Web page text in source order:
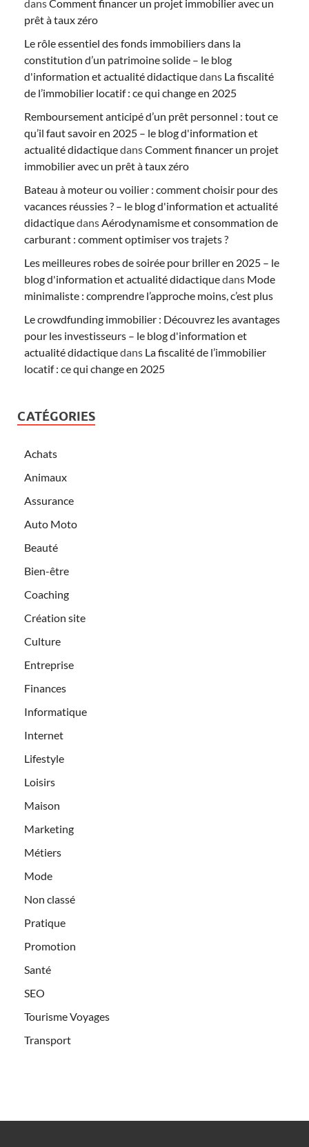
dansComment financer un projet immobilier avec un
prêt à taux zéro
Le rôle essentiel des fonds immobiliers dans la
constitution d’un patrimoine solide – le blog
d'information et actualité didactiquedans La fiscalité
de l’immobilier locatif : ce qui change en 2025
Remboursement anticipé d’un prêt personnel : tout ce
qu’il faut savoir en 2025 – le blog d'information et
actualité didactiquedansComment financer un projet
immobilier avec un prêt à taux zéro
Bateau à moteur ou voilier : comment choisir pour des
vacances réussies ? – le blog d'information et actualité
didactiquedans Aérodynamisme et consommation de
carburant : comment optimiser vos trajets ?
Les meilleures robes de soirée pour briller en 2025 – le
blog d'information et actualité didactiquedans Mode
minimaliste : comprendre l’approche moins, c’est plus
Le crowdfunding immobilier : Découvrez les avantages
pour les investisseurs – le blog d'information et
actualité didactiquedans La fiscalité de l’immobilier
locatif : ce qui change en 2025
CATÉGORIES
Achats
Animaux
Assurance
Auto Moto
Beauté
Bien-être
Coaching
Création site
Culture
Entreprise
Finances
Informatique
Internet
Lifestyle
Loisirs
Maison
Marketing
Métiers
Mode
Non classé
Pratique
Promotion
Santé
SEO
Tourisme Voyages
Transport